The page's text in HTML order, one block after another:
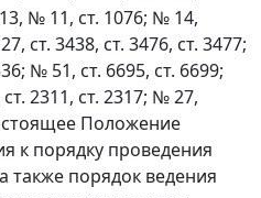
№ 11, ст. 1076; № 14,
ст. 3438, ст. 3476, ст. 3477;
№ 51, ст. 6695, ст. 6699;
2311, ст. 2317; № 27,
Положение
к порядку проведения
также порядок ведения